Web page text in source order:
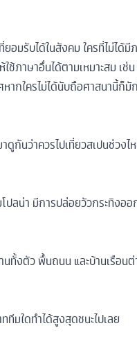
มรับได้ในสังคม ใครที่ไม่ได้มี
ภาษาอื่นได้ตามเหมาะสม เช่
ากใครไม่ได้นับถือศาสนานี้ก็มั
กันว่าควรไปเที่ยวสเปนช่วงไ
ปลน่า มีการปล่อยวัวกระทิงอ
ทั้งตัว พื้นถนน และบ้านเรือนต่
ทีมใดทำได้สูงสุดชนะไปเลย